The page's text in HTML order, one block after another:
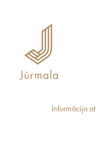
Informācija